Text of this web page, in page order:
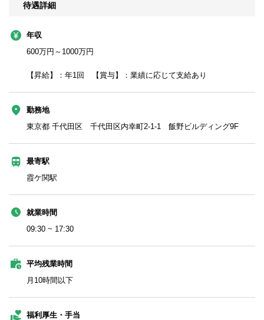
待遇詳細
年収
600万円～1000万円
【昇給】：年1回 【賞与】：業績に応じて支給あり
勤務地
東京都 千代田区 千代田区内幸町2-1-1 飯野ビルディング9F
最寄駅
霞ケ関駅
就業時間
09:30 ~ 17:30
平均残業時間
月10時間以下
福利厚生・手当